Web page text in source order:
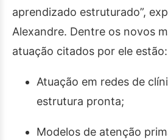
aprendizado estruturado”,
Alexandre. Dentre os novos
atuação citados por ele estão:
Atuação em redes de
estrutura pronta;
Modelos de atenção